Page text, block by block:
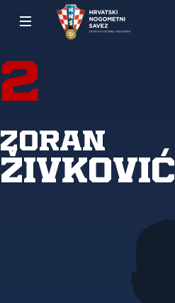
2
Zoran
Živković